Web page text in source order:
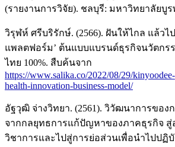
(รายงานการวิจัย). ชลบุรี: มหาวิทยาลัยบูร
วิรุฬห์ ศรีบริรักษ์. (2566). ฝันให้ไกล แล้วไ
แพลตฟอร์ม’ ต้นแบบแบรนด์ธุรกิจนวัตก
ไทย 100%. สืบค้นจาก
https://www.salika.co/2022/08/29/
health-innovation-business-model/
อัฐวุฒิ จ่างวิทยา. (2561). วิวัฒนาการของ
จากกลยุทธการแก้ปัญหาของภาคธุรกิจ สู่
วิชาการและไปสู่การย่อส่วนเพื่อนำไปปฏิ